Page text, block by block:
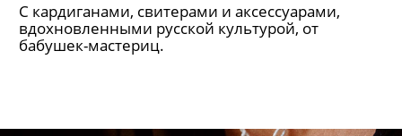
С кардиганами, свитерами и аксессуарами,
вдохновленными русской культурой, от
бабушек-мастериц.